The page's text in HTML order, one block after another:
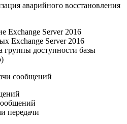
аварийного восстановления
Exchange Server 2016
Exchange Server 2016
группы доступности базы
сообщений
передачи